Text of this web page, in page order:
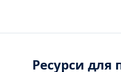
Ресурси для